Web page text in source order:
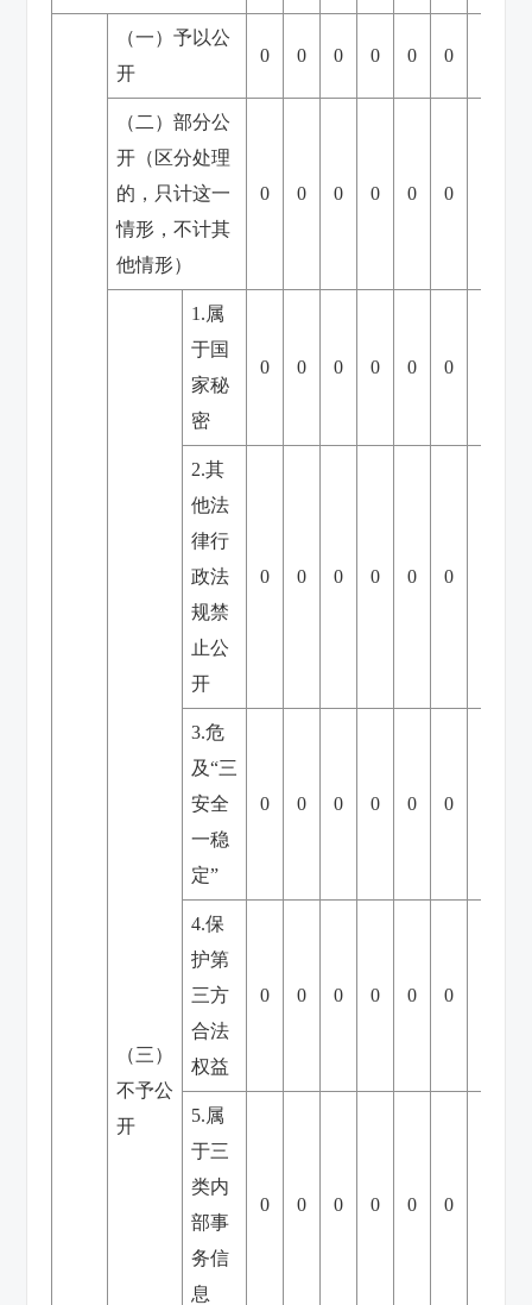
（一）予以公
开
0 0 0 0 0 0
（二）部分公
开（区分处理
的，只计这一
情形，不计其
他情形）
0 0 0 0 0 0
（三）
不予公
开
1.属
于国
家秘
密
0 0 0 0 0 0
2.其
他法
律行
政法
规禁
止公
开
0 0 0 0 0 0
3.危
及“三
安全
一稳
定”
0 0 0 0 0 0
4.保
护第
三方
合法
权益
0 0 0 0 0 0
5.属
于三
类内
部事
务信
息
0 0 0 0 0 0